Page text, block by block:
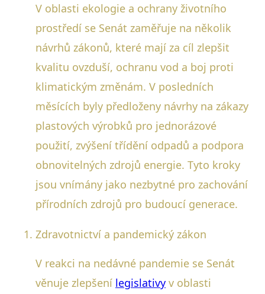
V oblasti ekologie a ochrany životního
prostředí se Senát zaměřuje na několik
návrhů zákonů, které mají za cíl zlepšit
kvalitu ovzduší, ochranu vod a boj proti
klimatickým změnám. V posledních
měsících byly předloženy návrhy na zákazy
plastových výrobků pro jednorázové
použití, zvýšení třídění odpadů a podpora
obnovitelných zdrojů energie. Tyto kroky
jsou vnímány jako nezbytné pro zachování
přírodních zdrojů pro budoucí generace.
Zdravotnictví a pandemický zákon
V reakci na nedávné pandemie se Senát
věnuje zlepšení legislativy v oblasti